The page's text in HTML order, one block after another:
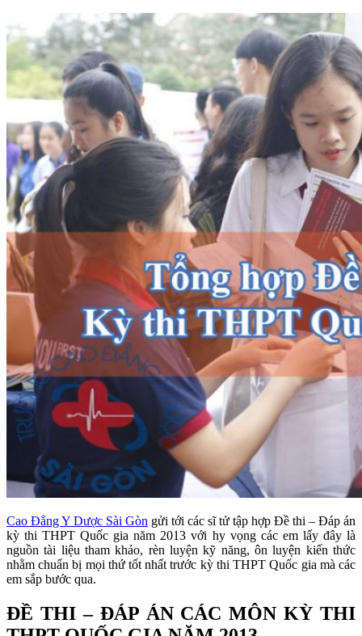
Cao Đẳng Y Dược Sài Gòn gửi tới các sĩ tử tập hợp Đề thi – Đáp án
kỳ thi THPT Quốc gia năm 2013 với hy vọng các em lấy đây là
nguồn tài liệu tham khảo, rèn luyện kỹ năng, ôn luyện kiến thức
nhằm chuẩn bị mọi thứ tốt nhất trước kỳ thi THPT Quốc gia mà các
em sắp bước qua.
ĐỀ THI – ĐÁP ÁN CÁC MÔN KỲ THI